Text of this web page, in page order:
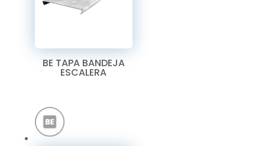
BE TAPA BANDEJA
ESCALERA